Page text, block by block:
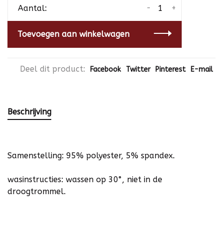
Aantal: +
-
Toevoegen aan winkelwagen
Deel dit product: Facebook Twitter Pinterest E-mail
Beschrijving
Samenstelling: 95% polyester, 5% spandex.
wasinstructies: wassen op 30°, niet in de
droogtrommel.